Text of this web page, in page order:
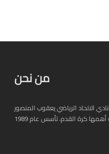
من نحن
نادي الاتحاد الرياضي يعقوب المنصور (US Yacoub Mansour) هو نادٍ مغربي